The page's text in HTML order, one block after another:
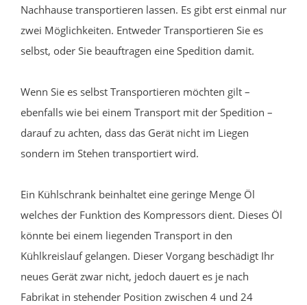
Nachhause transportieren lassen. Es gibt erst einmal nur
zwei Möglichkeiten. Entweder Transportieren Sie es
selbst, oder Sie beauftragen eine Spedition damit.
Wenn Sie es selbst Transportieren möchten gilt –
ebenfalls wie bei einem Transport mit der Spedition –
darauf zu achten, dass das Gerät nicht im Liegen
sondern im Stehen transportiert wird.
Ein Kühlschrank beinhaltet eine geringe Menge Öl
welches der Funktion des Kompressors dient. Dieses Öl
könnte bei einem liegenden Transport in den
Kühlkreislauf gelangen. Dieser Vorgang beschädigt Ihr
neues Gerät zwar nicht, jedoch dauert es je nach
Fabrikat in stehender Position zwischen 4 und 24